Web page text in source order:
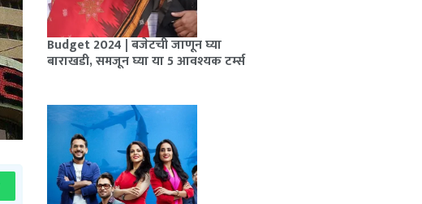
Budget 2024 | बजेटची जाणून घ्या
बाराखडी, समजून घ्या या 5 आवश्यक टर्म्स